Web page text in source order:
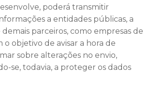
poderá transmitir
a entidades públicas, a
parceiros, como empresas de
o objetivo de avisar a hora de
sobre alterações no envio,
se, todavia, a proteger os dados